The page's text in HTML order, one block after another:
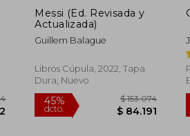
Messi (Ed. Revisada y
Actualizada)
Guillem Balague
Libros Cúpula, 2022, Tapa
Dura, Nuevo